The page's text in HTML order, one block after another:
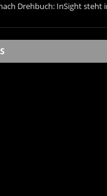
Drehbuch: InSight steht